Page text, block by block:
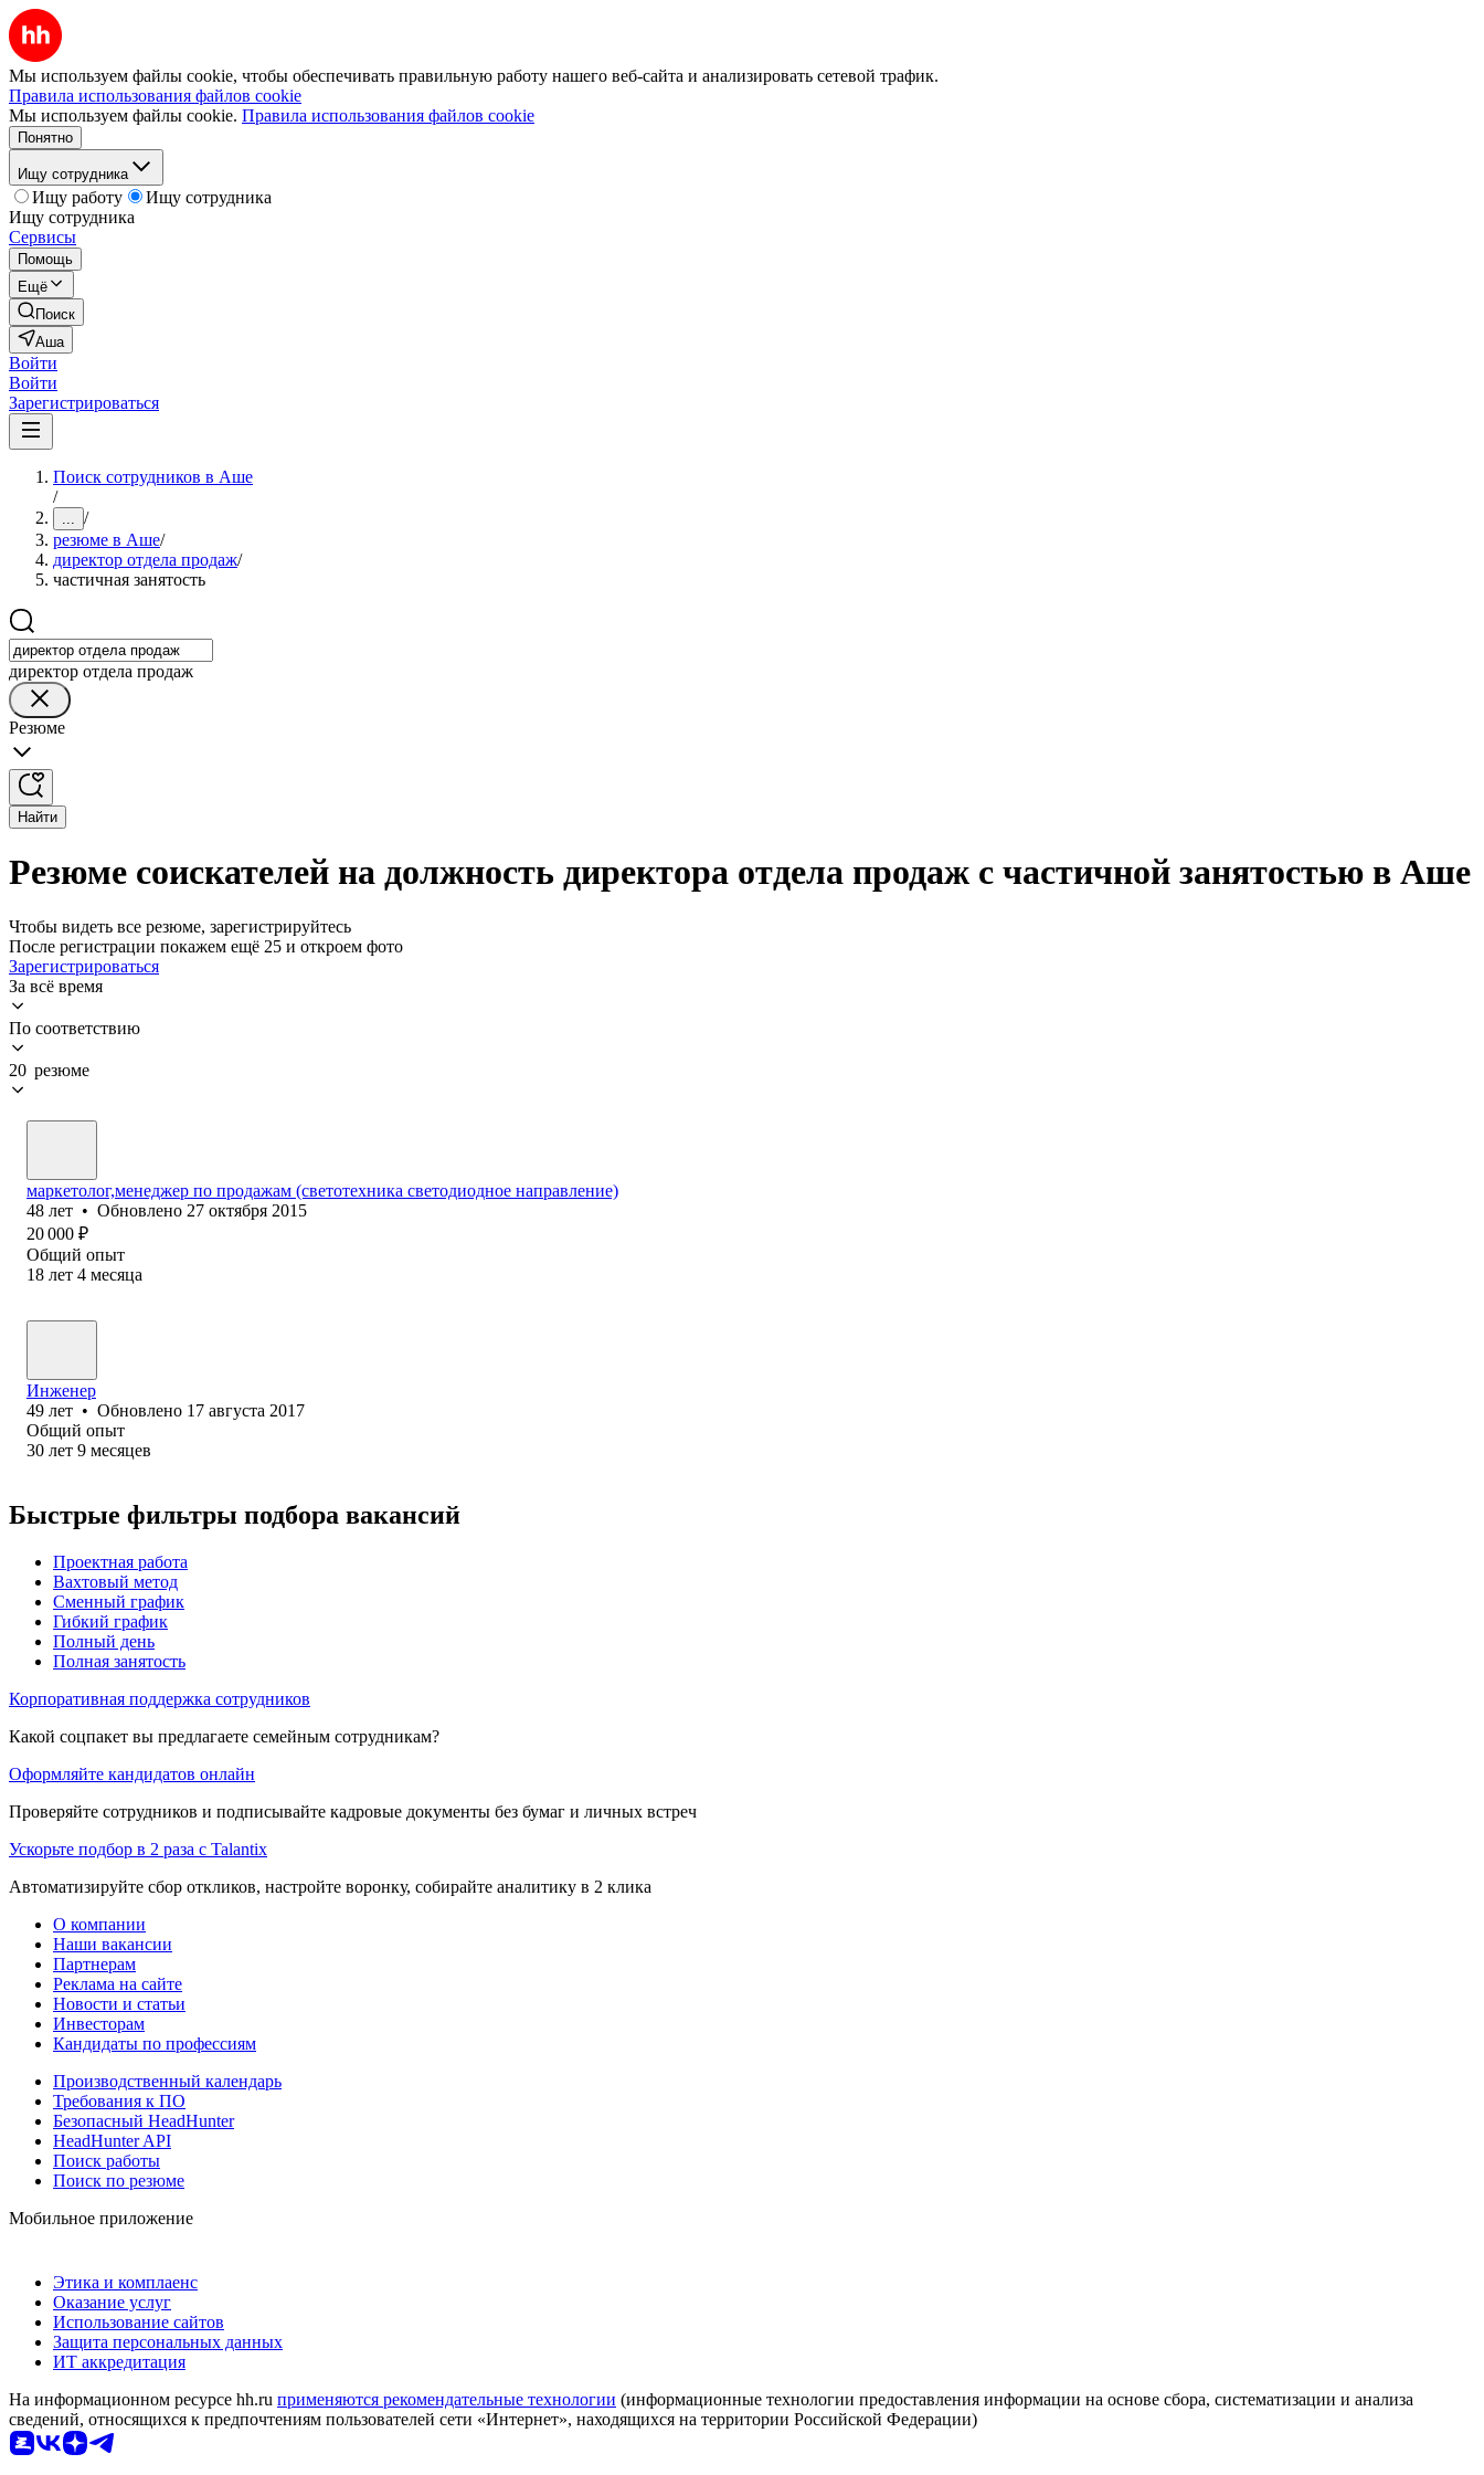
Мы используем файлы cookie, чтобы обеспечивать правильную работу нашего веб-сайта и анализировать сетевой трафик.
Правила использования файлов cookie
Мы используем файлы cookie. Правила использования файлов cookie
Понятно
Ищу сотрудника
Ищу работу
Ищу сотрудника
Ищу сотрудника
Сервисы
Помощь
Ещё
Поиск
Аша
Войти
Войти
Зарегистрироваться
Поиск сотрудников в Аше
/
... /
резюме в Аше/
директор отдела продаж/
частичная занятость
директор отдела продаж
Резюме
Найти
Резюме соискателей на должность директора отдела продаж с частичной занятостью в Аше
Чтобы видеть все резюме, зарегистрируйтесь
После регистрации покажем ещё 25 и откроем фото
Зарегистрироваться
За всё время
По соответствию
20 резюме
маркетолог,менеджер по продажам (светотехника светодиодное направление)
48 лет • Обновлено 27 октября 2015
20 000 ₽
Общий опыт
18 лет 4 месяца
Инженер
49 лет • Обновлено 17 августа 2017
Общий опыт
30 лет 9 месяцев
Быстрые фильтры подбора вакансий
Проектная работа
Вахтовый метод
Сменный график
Гибкий график
Полный день
Полная занятость
Корпоративная поддержка сотрудников
Какой соцпакет вы предлагаете семейным сотрудникам?
Оформляйте кандидатов онлайн
Проверяйте сотрудников и подписывайте кадровые документы без бумаг и личных встреч
Ускорьте подбор в 2 раза с Talantix
Автоматизируйте сбор откликов, настройте воронку, собирайте аналитику в 2 клика
О компании
Наши вакансии
Партнерам
Реклама на сайте
Новости и статьи
Инвесторам
Кандидаты по профессиям
Производственный календарь
Требования к ПО
Безопасный HeadHunter
HeadHunter API
Поиск работы
Поиск по резюме
Мобильное приложение
Этика и комплаенс
Оказание услуг
Использование сайтов
Защита персональных данных
ИТ аккредитация
На информационном ресурсе hh.ru применяются рекомендательные технологии (информационные технологии предоставления информации на основе сбора, систематизации и анализа
сведений, относящихся к предпочтениям пользователей сети «Интернет», находящихся на территории Российской Федерации)